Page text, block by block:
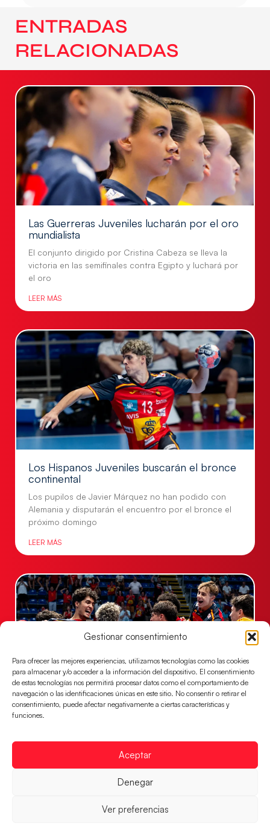
Gestionar consentimiento
Para ofrecer las mejores experiencias, utilizamos tecnologías como las cookies
para almacenar y/o acceder a la información del dispositivo. El consentimiento
de estas tecnologías nos permitirá procesar datos como el comportamiento de
navegación o las identificaciones únicas en este sitio. No consentir o retirar el
consentimiento, puede afectar negativamente a ciertas características y
funciones.
Aceptar
Denegar
Ver preferencias
ENTRADAS
RELACIONADAS
Las Guerreras Juveniles lucharán por el oro
mundialista
El conjunto dirigido por Cristina Cabeza se lleva la
victoria en las semifinales contra Egipto y luchará por
el oro
LEER MÁS
Los Hispanos Juveniles buscarán el bronce
continental
Los pupilos de Javier Márquez no han podido con
Alemania y disputarán el encuentro por el bronce el
próximo domingo
LEER MÁS
Los Hispanos Juveniles jugarán las
Los pupilos de Javier Márquez se han llevado el
partido de semifinales 29-27 ante Francia y mañana